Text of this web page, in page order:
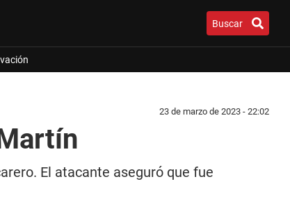
Buscar
23 de marzo de 2023 - 22:02
El atacante aseguró que fue